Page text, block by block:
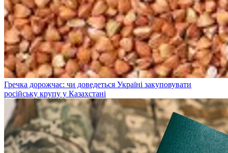
Гречка дорожчає: чи доведеться Україні закуповувати
російську крупу у Казахстані